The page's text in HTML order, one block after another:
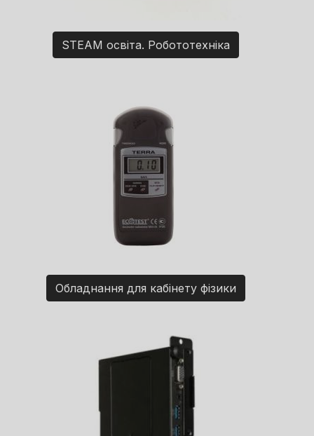
STEAM освіта. Робототехніка
Обладнання для кабінету фізики